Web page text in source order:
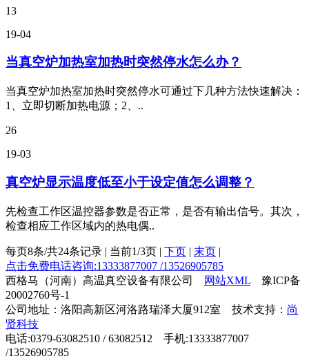
13
19-04
当真空炉加热室加热时突然停水怎么办？
当真空炉加热室加热时突然停水可通过下几种方法快速解决：
1、立即切断加热电源；2、..
26
19-03
真空炉显示温度低至小于设定值怎么调整？
先检查工作区温控器参数是否正常，是否有输出信号。其次，
检查相应工作区域内的热电偶..
每页8条/共24条记录 | 当前1/3页 | 下页 | 末页 |
点击免费电话咨询:13333877007 /13526905785
西格马（河南）高温真空设备有限公司
网站XML 豫ICP备
20002760号-1
公司地址：洛阳高新区河洛路瑞泽大厦912室 技术支持： 尚
贤科技
电话:0379-63082510 / 63082512 手机:13333877007
/13526905785